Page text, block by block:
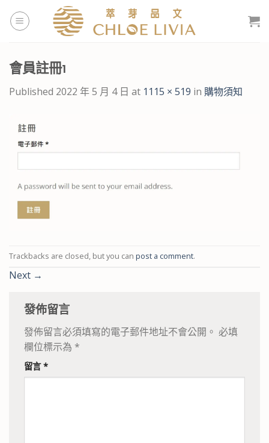
會員註冊1
Published 2022 年 5 月 4 日 at 1115 × 519 in 購物須知
Trackbacks are closed, but you can post a comment.
Next →
發佈留言
發佈留言必須填寫的電子郵件地址不會公開。 必填
欄位標示為 *
留言*